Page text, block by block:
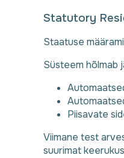
Statutory
Staatuse
Süsteem hõlmab
Piisavate
Viimane test
suurimat